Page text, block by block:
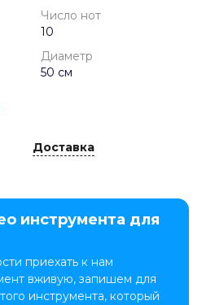
Число нот
10
Диаметр
50 см
Доставка
инструмента для
приехать к нам
вживую, запишем для
инструмента, который